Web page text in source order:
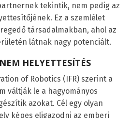
tekintik, nem pedig az
Ez a szemlélet
társadalmakban, ahol az
látnak nagy potenciált.
HELYETTESÍTÉS
of Robotics (IFR) szerint a
váltják le a hagyományos
azokat. Cél egy olyan
képes eligazodni az emberi